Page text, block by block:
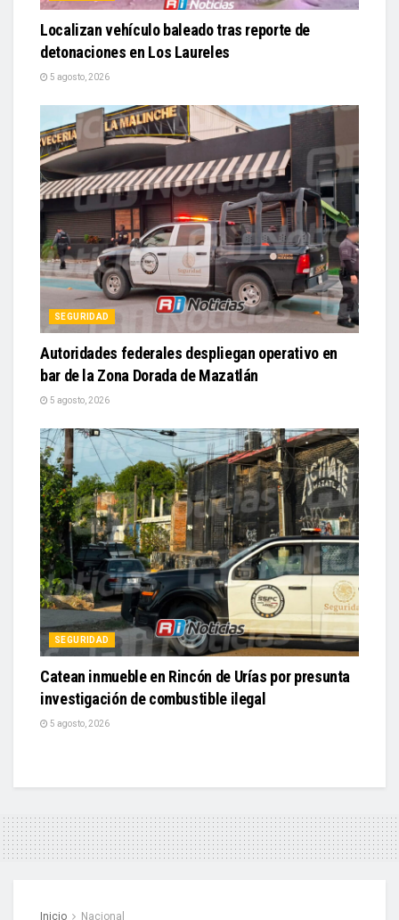
Localizan vehículo baleado tras reporte de
detonaciones en Los Laureles
5 agosto, 2026
SEGURIDAD
Autoridades federales despliegan operativo en
bar de la Zona Dorada de Mazatlán
5 agosto, 2026
SEGURIDAD
Catean inmueble en Rincón de Urías por presunta
investigación de combustible ilegal
5 agosto, 2026
Inicio Nacional